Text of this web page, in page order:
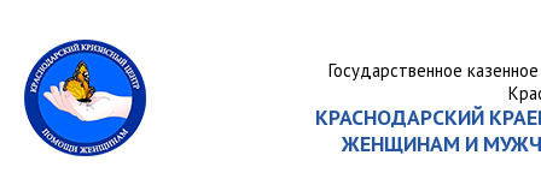
Государственное
КРАСНОДАРСКИЙ
ЖЕНЩИНАМ И